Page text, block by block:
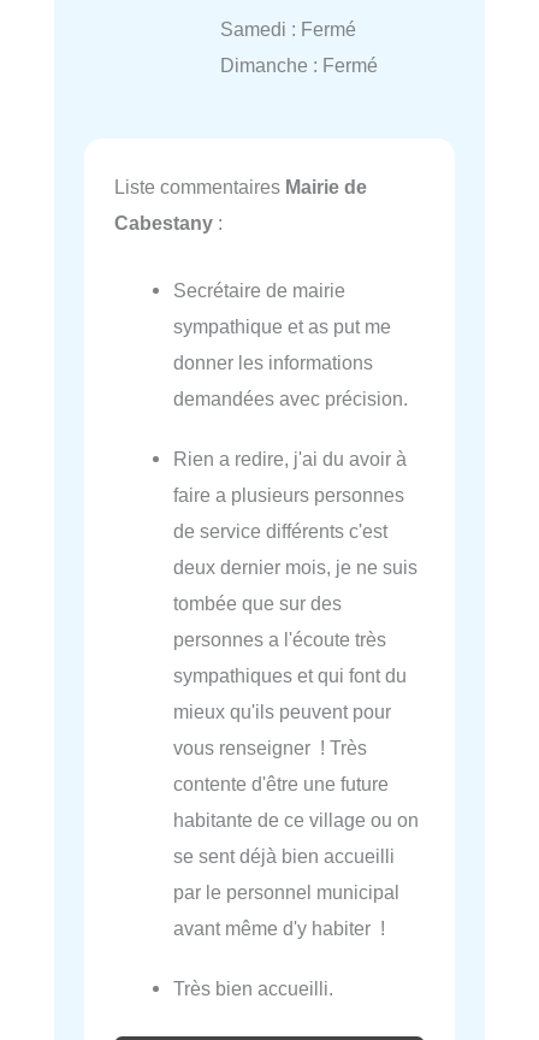
Samedi : Fermé
Dimanche : Fermé
Liste commentaires Mairie de
Cabestany :
Secrétaire de mairie
sympathique et as put me
donner les informations
demandées avec précision.
Rien a redire, j'ai du avoir à
faire a plusieurs personnes
de service différents c'est
deux dernier mois, je ne suis
tombée que sur des
personnes a l'écoute très
sympathiques et qui font du
mieux qu'ils peuvent pour
vous renseigner ! Très
contente d'être une future
habitante de ce village ou on
se sent déjà bien accueilli
par le personnel municipal
avant même d'y habiter !
Très bien accueilli.